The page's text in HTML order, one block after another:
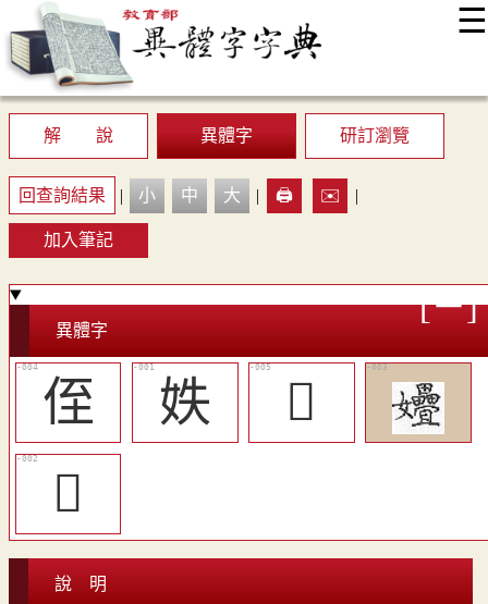
☰
最新消息
顯示模式
網站導覽
解 說
異體字 研訂瀏覽
回查詢結果 | 小 中 大 | 🖨️ ✉️ |
加入筆記
異體字
侄 妷
󱑯
𡥺
說 明